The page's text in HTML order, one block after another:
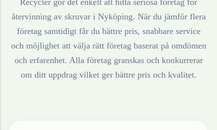
Recycler gör det enkelt att hitta seriösa företag för
återvinning av skruvari Nyköping. När du jämför flera
företag samtidigt får du bättre pris, snabbare service
och möjlighet att välja rätt företag baserat på omdömen
och erfarenhet. Alla företag granskas och konkurrerar
om ditt uppdrag vilket ger bättre pris och kvalitet.